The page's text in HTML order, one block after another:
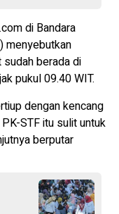
di Bandara
menyebutkan
berada di
pukul 09.40 WIT.
dengan kencang
STF itu sulit untuk
berputar